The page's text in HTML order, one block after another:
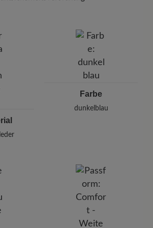
Str. 15/1, 74321 Bietigheim-Bissingen,
kundenbetreuung@baer-schuhe.de
Farbe
dunkelblau